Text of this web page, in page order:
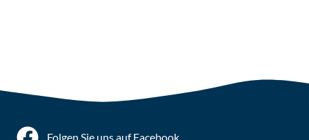
Folgen Sie uns auf Facebook